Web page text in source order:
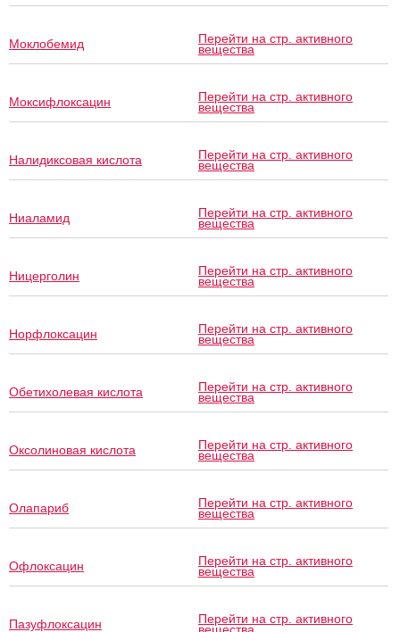
Моклобемид Перейти на стр. активного
вещества
Моксифлоксацин Перейти на стр. активного
вещества
Налидиксовая кислота Перейти на стр. активного
вещества
Ниаламид Перейти на стр. активного
вещества
Ницерголин Перейти на стр. активного
вещества
Норфлоксацин Перейти на стр. активного
вещества
Обетихолевая кислота Перейти на стр. активного
вещества
Оксолиновая кислота Перейти на стр. активного
вещества
Олапариб Перейти на стр. активного
вещества
Офлоксацин Перейти на стр. активного
вещества
Пазуфлоксацин Перейти на стр. активного